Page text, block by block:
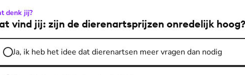
denk jij?
vind jij: zijn de dierenartsprijzen onredelijk hoog?
Ja, ik heb het idee dat dierenartsen meer vragen dan nodig